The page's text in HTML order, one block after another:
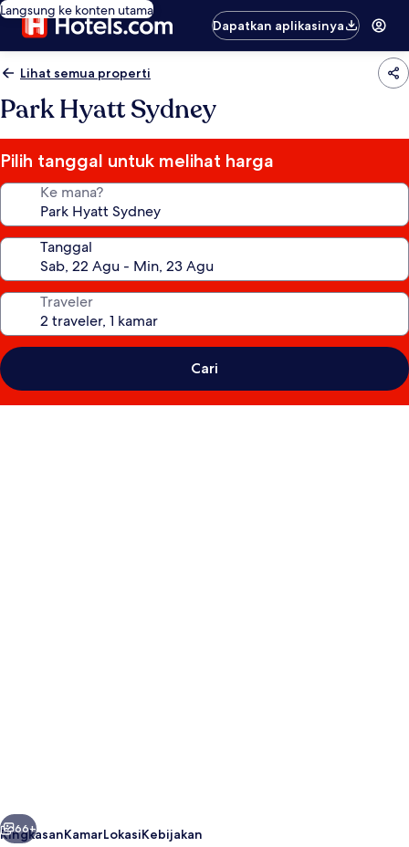
Langsung ke konten utama
Dapatkan aplikasinya
Lihat semua properti
Park Hyatt Sydney
Pilih tanggal untuk melihat harga
Ke mana?
Tanggal
Traveler
Cari
Berikutnya
66+
RingkasanKamarLokasiKebijakan